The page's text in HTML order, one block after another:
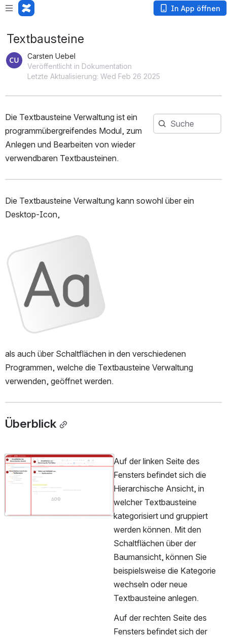
In App öffnen
Textbausteine
Carsten Uebel
Veröffentlicht in Dokumentation
Letzte Aktualisierung: Wed Feb 26 2025
Die Textbausteine Verwaltung ist ein
programmübergreifendes Modul, zum
Anlegen und Bearbeiten von wieder
verwendbaren Textbausteinen.
Suche
Suche
Die Textbausteine Verwaltung kann sowohl über ein
Desktop-Icon,
als auch über Schaltflächen in den verschiedenen
Programmen, welche die Textbausteine Verwaltung
verwenden, geöffnet werden.
Überblick
öffnen
Auf der linken Seite des
Fensters befindet sich die
Hierarchische Ansicht, in
welcher Textbausteine
kategorisiert und gruppiert
werden können. Mit den
Schaltflächen über der
Baumansicht, können Sie
beispielsweise die Kategorie
wechseln oder neue
Textbausteine anlegen.
Auf der rechten Seite des
Fensters befindet sich der